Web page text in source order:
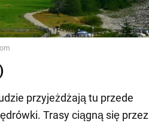
przyjeżdżają tu przede
Trasy ciągną się przez